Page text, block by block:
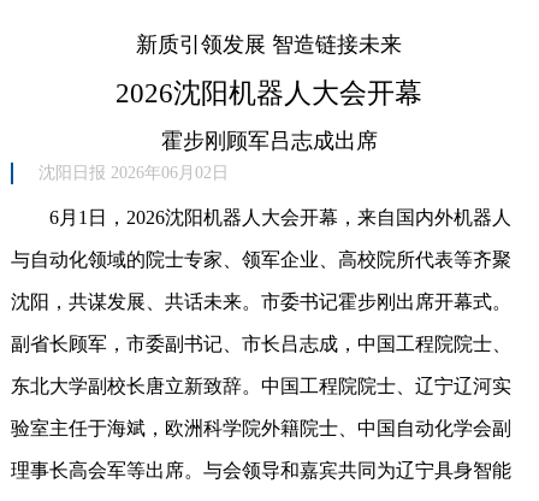
新质引领发展 智造链接未来
2026沈阳机器人大会开幕
霍步刚顾军吕志成出席
沈阳日报 2026年06月02日
6月1日，2026沈阳机器人大会开幕，来自国内外机器人
与自动化领域的院士专家、领军企业、高校院所代表等齐聚
沈阳，共谋发展、共话未来。市委书记霍步刚出席开幕式。
副省长顾军，市委副书记、市长吕志成，中国工程院院士、
东北大学副校长唐立新致辞。中国工程院院士、辽宁辽河实
验室主任于海斌，欧洲科学院外籍院士、中国自动化学会副
理事长高会军等出席。与会领导和嘉宾共同为辽宁具身智能